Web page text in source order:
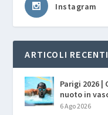
Instagram
ARTICOLI RECENTI
Parigi 2026
nuoto in
6 Ago 2026